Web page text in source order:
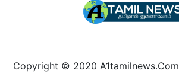
Copyright © 2020 A1tamilnews.Com